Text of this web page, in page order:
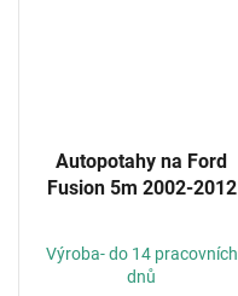
Autopotahy na Ford
Fusion 5m 2002-2012
Výroba- do 14 pracovních
dnů